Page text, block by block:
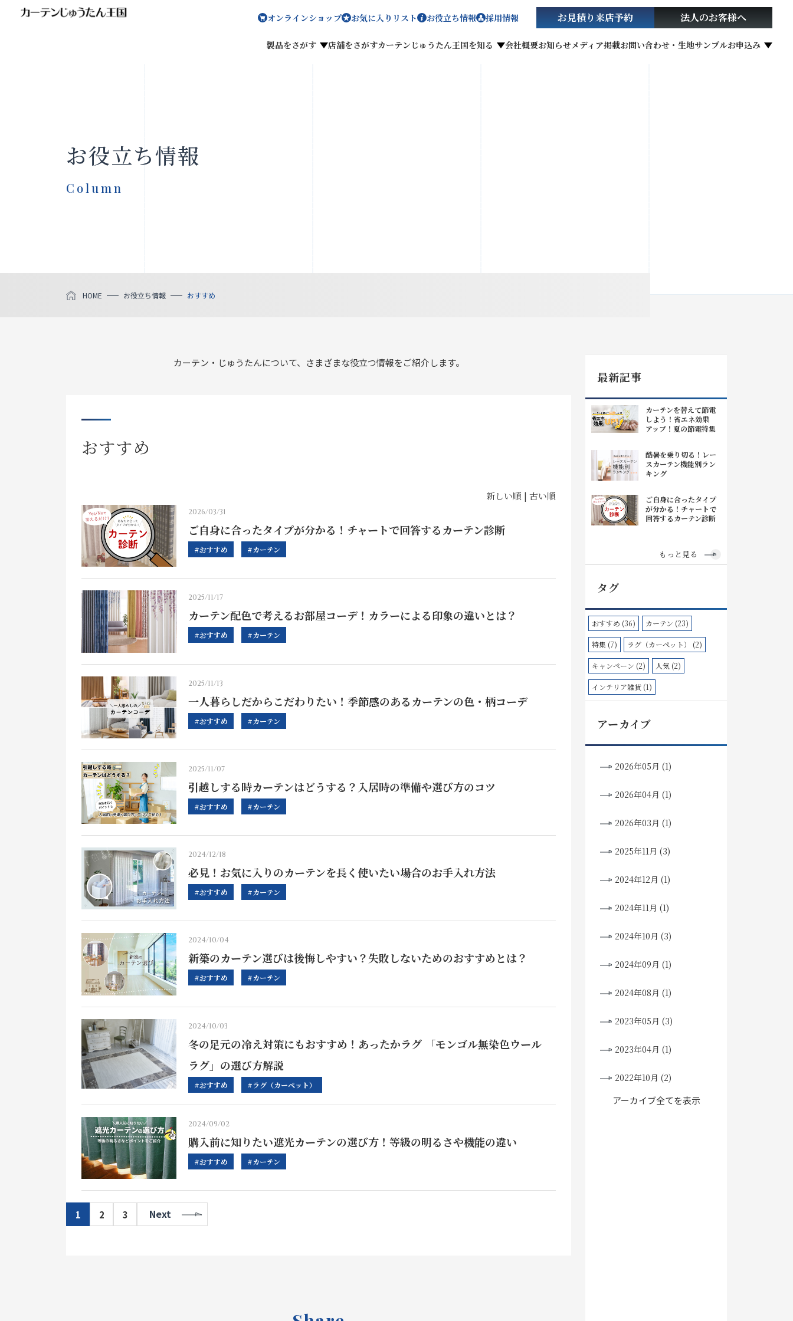
オンラインショップ お気に入りリスト お役立ち情報 採用情報
製品をさがす 店舗をさがすカーテンじゅうたん王国を知る 会社概要お知らせメディア掲載お問い合わせ・生地サンプルお申込み
お見積り来店予約 法人のお客様へ
製品をさがす
お役立ち情報
Column
HOME お役立ち情報 おすすめ
カーテン・じゅうたんについて、さまざまな役立つ情報をご紹介します。
おすすめ
新しい順 |古い順
2026/03/31
ご自身に合ったタイプが分かる！チャートで回答するカーテン診断
#おすすめ #カーテン
2025/11/17
カーテン配色で考えるお部屋コーデ！カラーによる印象の違いとは？
#おすすめ #カーテン
2025/11/13
一人暮らしだからこだわりたい！季節感のあるカーテンの色・柄コーデ
#おすすめ #カーテン
2025/11/07
引越しする時カーテンはどうする？入居時の準備や選び方のコツ
#おすすめ #カーテン
2024/12/18
必見！お気に入りのカーテンを長く使いたい場合のお手入れ方法
#おすすめ #カーテン
2024/10/04
新築のカーテン選びは後悔しやすい？失敗しないためのおすすめとは？
#おすすめ #カーテン
2024/10/03
冬の足元の冷え対策にもおすすめ！あったかラグ 「モンゴル無染色ウール
ラグ」の選び方解説
#おすすめ #ラグ（カーペット）
2024/09/02
購入前に知りたい遮光カーテンの選び方！等級の明るさや機能の違い
#おすすめ #カーテン
1 2 3
最新記事
カーテンを替えて節電
しよう！省エネ効果
アップ！夏の節電特集
酷暑を乗り切る！レー
スカーテン機能別ラン
キング
ご自身に合ったタイプ
が分かる！チャートで
回答するカーテン診断
もっと見る
タグ
おすすめ (36) カーテン (23)
特集 (7) ラグ（カーペット） (2)
キャンペーン (2) 人気 (2)
インテリア雑貨 (1)
アーカイブ
2026年05月 (1)
2026年04月 (1)
2026年03月 (1)
2025年11月 (3)
2024年12月 (1)
2024年11月 (1)
2024年10月 (3)
2024年09月 (1)
2024年08月 (1)
2023年05月 (3)
2023年04月 (1)
2022年10月 (2)
アーカイブ全てを表示